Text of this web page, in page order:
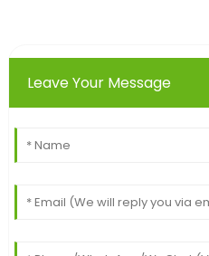
Leave Your Message